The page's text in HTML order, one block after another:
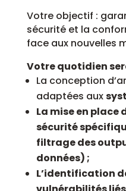
Votre objectif :
sécurité et la
face aux nouvelles
Votre quotidien
La conception
adaptées aux
La mise en place
sécurité
filtrage des
données) ;
L’identification